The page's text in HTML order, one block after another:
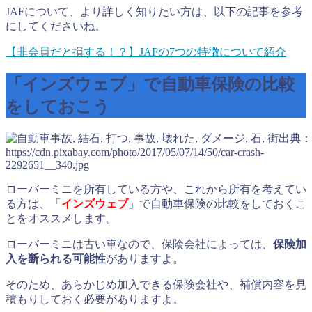
JAFについて、より詳しく知りたい方は、以下の記事を参考
にしてくださいね。
【非会員だと損する！？】JAFの7つの特徴について紹介
「インズウェブ」で自動車保険の比較
をしておこう
出典：
https://cdn.pixabay.com/photo/2017/05/07/14/50/car-crash-
2292651__340.jpg
ローバーミニを所有している方や、これから所有を考えてい
る方は、「 インズウェブ」で自動車保険の比較をしておくこ
とをオススメします。
ローバーミニは古い車なので、保険会社によっては、 保険加
入を断られる可能性がありますよ。
そのため、あらかじめ加入できる保険会社や、補償内容を見
積もりしておく必要がありますよ。